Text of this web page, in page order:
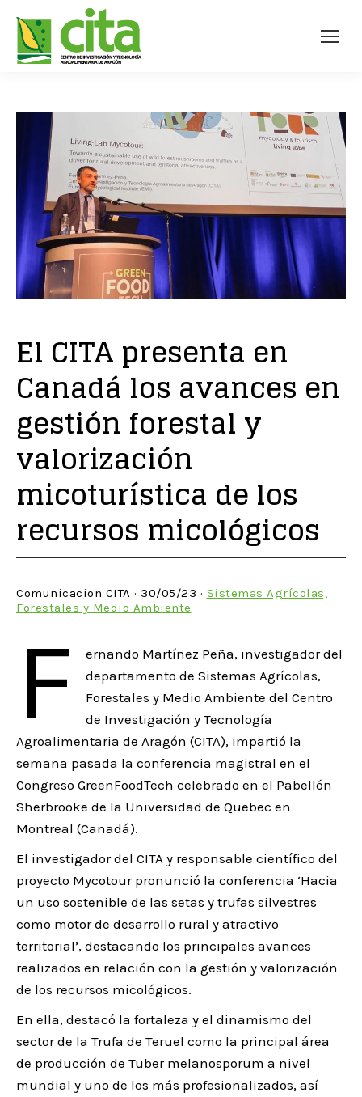
El CITA presenta en
Canadá los avances en
gestión forestal y
valorización
micoturística de los
recursos micológicos
Comunicacion CITA · 30/05/23 · Sistemas Agrícolas,
Forestales y Medio Ambiente
F
ernando Martínez Peña, investigador del
departamento de Sistemas Agrícolas,
Forestales y Medio Ambiente del Centro
de Investigación y Tecnología
Agroalimentaria de Aragón (CITA), impartió la
semana pasada la conferencia magistral en el
Congreso GreenFoodTech celebrado en el Pabellón
Sherbrooke de la Universidad de Quebec en
Montreal (Canadá).
El investigador del CITA y responsable científico del
proyecto Mycotour pronunció la conferencia ‘Hacia
un uso sostenible de las setas y trufas silvestres
como motor de desarrollo rural y atractivo
territorial’, destacando los principales avances
realizados en relación con la gestión y valorización
de los recursos micológicos.
En ella, destacó la fortaleza y el dinamismo del
sector de la Trufa de Teruel como la principal área
de producción de Tuber melanosporum a nivel
mundial y uno de los más profesionalizados, así